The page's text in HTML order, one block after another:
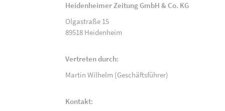
Heidenheimer Zeitung GmbH & Co. KG
Olgastraße 15
89518 Heidenheim
Vertreten durch:
Martin Wilhelm (Geschäftsführer)
Kontakt: